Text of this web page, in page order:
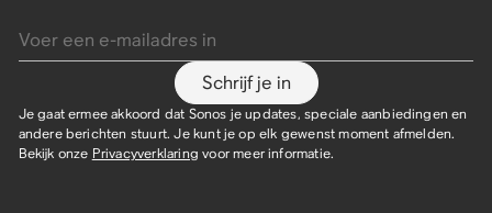
Schrijf je in
Je gaat ermee akkoord dat Sonos je updates, speciale aanbiedingen en
andere berichten stuurt. Je kunt je op elk gewenst moment afmelden.
Bekijk onze Privacyverklaring voor meer informatie.